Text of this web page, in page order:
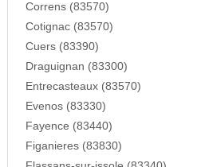
Correns (83570)
Cotignac (83570)
Cuers (83390)
Draguignan (83300)
Entrecasteaux (83570)
Evenos (83330)
Fayence (83440)
Figanieres (83830)